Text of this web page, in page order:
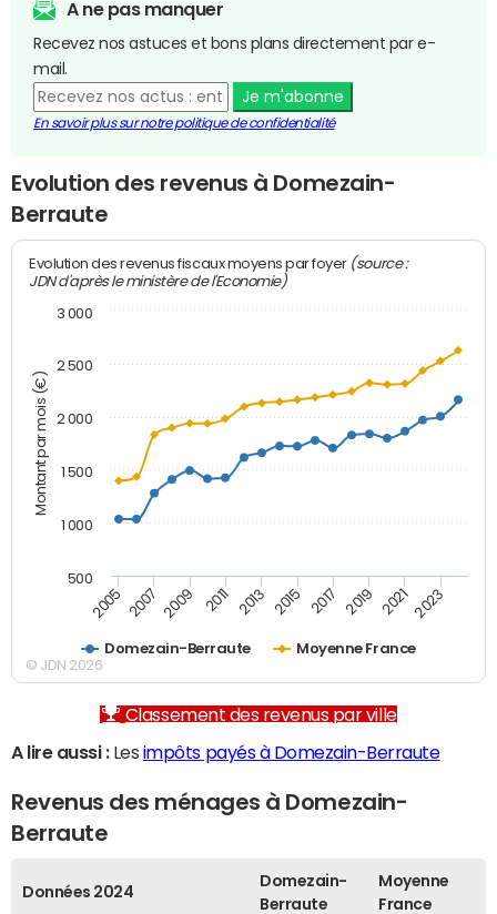
A ne pas manquer
Recevez nos astuces et bons plans directement par e-
mail.
Je m'abonne
En savoir plus sur notre politique de confidentialité
Evolution des revenus à Domezain-
Berraute
Montant par mois (€)
Evolution des revenus fiscaux moyens par foyer (source :
JDN d'après le ministère de l'Economie)
Domezain-Berraute Moyenne France
2005 2007 2009 2011 2013 2015 2017 2019 2021 2023
500
1 000
1 500
2 000
2 500
3 000
© JDN 2026
Classement des revenus par ville
A lire aussi :Les impôts payés à Domezain-Berraute
Revenus des ménages à Domezain-
Berraute
Données 2024
Domezain-
Berraute
Moyenne
France